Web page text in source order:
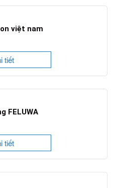
việt nam
tiết
FELUWA
tiết